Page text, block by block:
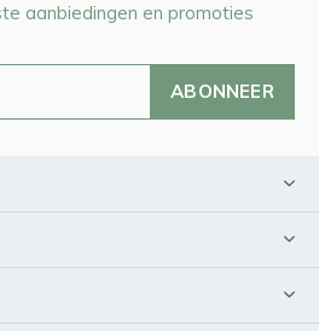
aanbiedingen en promoties
ABONNEER